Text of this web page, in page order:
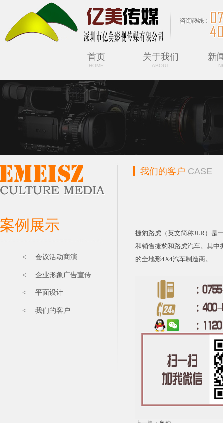
首页
HOME
关于我们
ABOUT
新
案例展示
< 会议活动商演
< 企业形象广告宣传
< 平面设计
< 我们的客户
我们的客户 CASE
捷豹路虎（英文简称JLR）是
和销售捷豹和路虎汽车。其中
的全地形4X4汽车制造商。